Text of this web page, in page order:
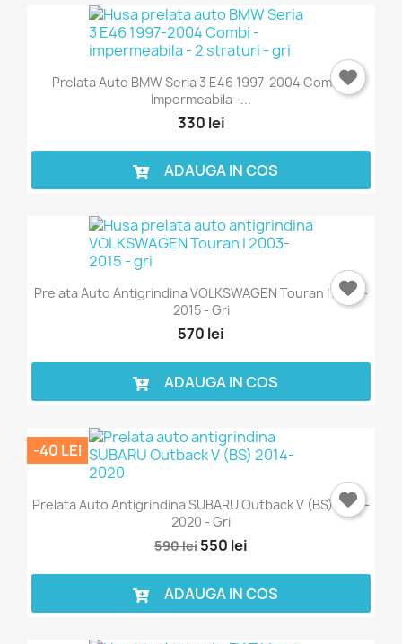
Prelata Auto BMW Seria 3 E46 1997-2004 Combi -
Impermeabila -...
330 lei
ADAUGA IN COS
Prelata Auto Antigrindina VOLKSWAGEN Touran I 2003-
2015 - Gri
570 lei
ADAUGA IN COS
Prelata Auto Antigrindina SUBARU Outback V (BS) 2014-
2020 - Gri
590 lei 550 lei
-40 LEI
ADAUGA IN COS